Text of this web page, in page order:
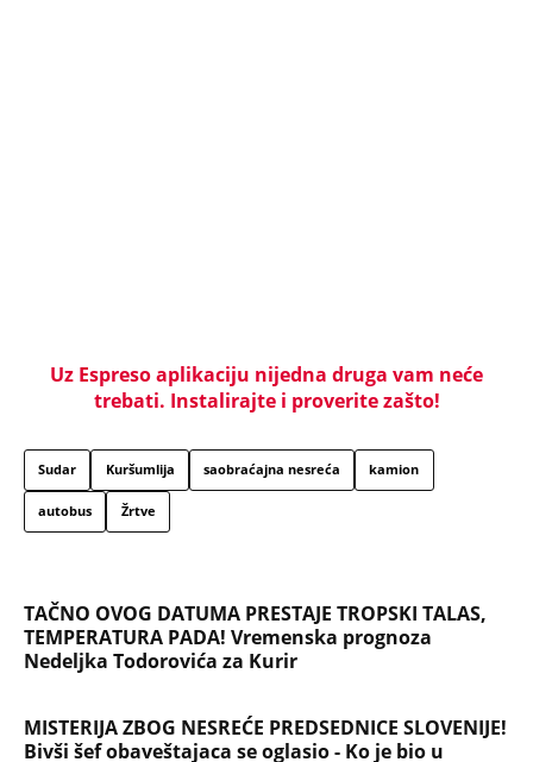
Uz Espreso aplikaciju nijedna druga vam neće
trebati. Instalirajte i proverite zašto!
Sudar Kuršumlija saobraćajna nesreća kamion
autobus Žrtve
TAČNO OVOG DATUMA PRESTAJE TROPSKI TALAS,
TEMPERATURA PADA! Vremenska prognoza
Nedeljka Todorovića za Kurir
MISTERIJA ZBOG NESREĆE PREDSEDNICE SLOVENIJE!
Bivši šef obaveštajaca se oglasio - Ko je bio u